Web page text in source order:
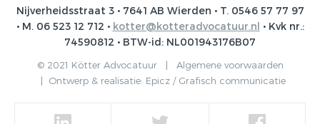
Nijverheidsstraat 3 • 7641 AB Wierden • T. 0546 57 77 97
• M. 06 523 12 712 • kotter@kotteradvocatuur.nl • Kvk nr.:
74590812 • BTW-id: NL001943176B07
© 2021 Kötter Advocatuur | Algemene voorwaarden
| Ontwerp & realisatie: Epicz / Grafisch communicatie